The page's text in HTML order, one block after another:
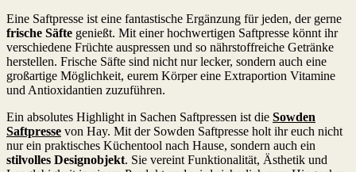
Eine Saftpresse ist eine fantastische Ergänzung für jeden, der gerne
frische Säfte genießt. Mit einer hochwertigen Saftpresse könnt ihr
verschiedene Früchte auspressen und so nährstoffreiche Getränke
herstellen. Frische Säfte sind nicht nur lecker, sondern auch eine
großartige Möglichkeit, eurem Körper eine Extraportion Vitamine
und Antioxidantien zuzuführen.
Ein absolutes Highlight in Sachen Saftpressen ist die Sowden
Saftpresse von Hay. Mit der Sowden Saftpresse holt ihr euch nicht
nur ein praktisches Küchentool nach Hause, sondern auch ein
stilvolles Designobjekt. Sie vereint Funktionalität, Ästhetik und